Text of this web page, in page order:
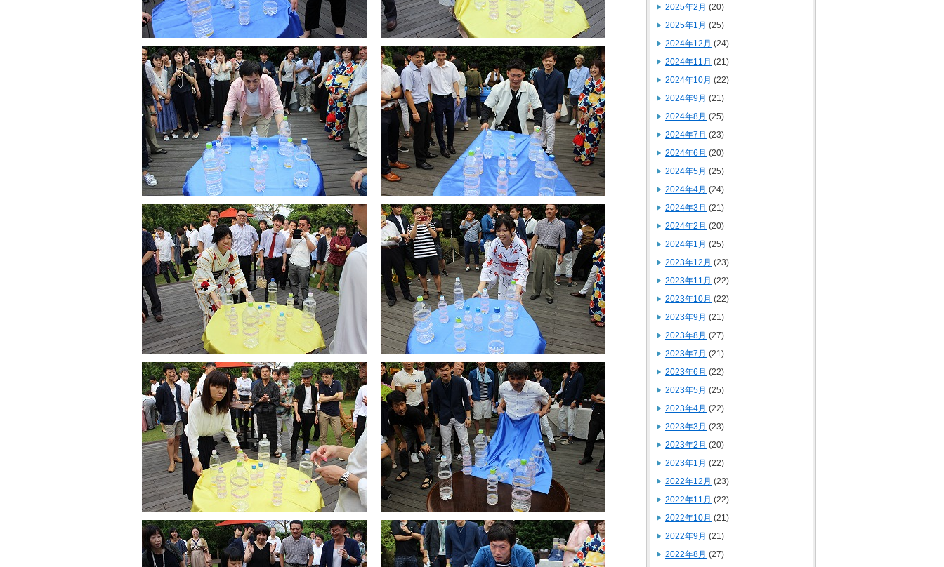
2025年2月 (20)
2025年1月 (25)
2024年12月 (24)
2024年11月 (21)
2024年10月 (22)
2024年9月 (21)
2024年8月 (25)
2024年7月 (23)
2024年6月 (20)
2024年5月 (25)
2024年4月 (24)
2024年3月 (21)
2024年2月 (20)
2024年1月 (25)
2023年12月 (23)
2023年11月 (22)
2023年10月 (22)
2023年9月 (21)
2023年8月 (27)
2023年7月 (21)
2023年6月 (22)
2023年5月 (25)
2023年4月 (22)
2023年3月 (23)
2023年2月 (20)
2023年1月 (22)
2022年12月 (23)
2022年11月 (22)
2022年10月 (21)
2022年9月 (21)
2022年8月 (27)